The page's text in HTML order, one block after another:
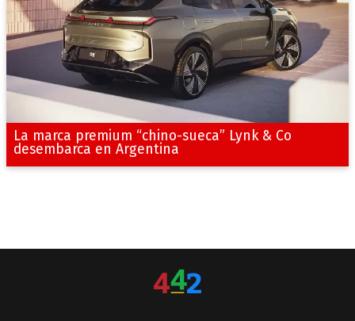
La marca premium “chino-sueca” Lynk & Co
desembarca en Argentina